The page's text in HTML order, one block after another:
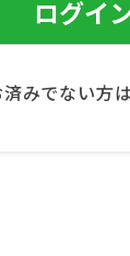
みでない方